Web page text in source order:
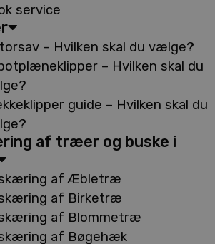
service
– Hvilken skal du vælge?
– Hvilken skal du
guide – Hvilken skal du
af træer og buske i
af Æbletræ
af Birketræ
af Blommetræ
af Bøgehæk